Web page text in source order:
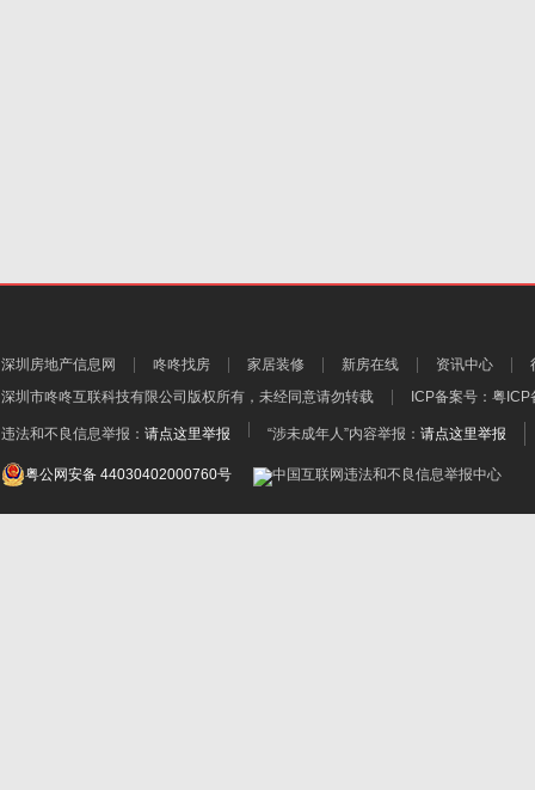
深圳房地产信息网 咚咚找房 家居装修 新房在线 资讯中心
深圳市咚咚互联科技有限公司 版权所有，未经同意请勿转载 ICP备案号： 粤ICP
违法和不良信息举报： 请点这里举报 “涉未成年人”内容举报： 请点这里举报
粤公网安备 44030402000760号